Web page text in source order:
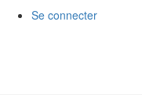
Se connecter